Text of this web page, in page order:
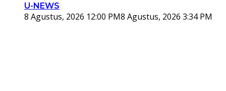
U-NEWS
8 Agustus, 2026 12:00 PM8 Agustus, 2026 3:34 PM